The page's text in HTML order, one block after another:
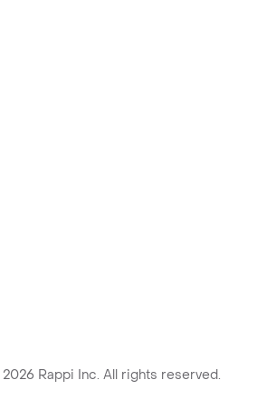
2026 Rappi Inc. All rights reserved.